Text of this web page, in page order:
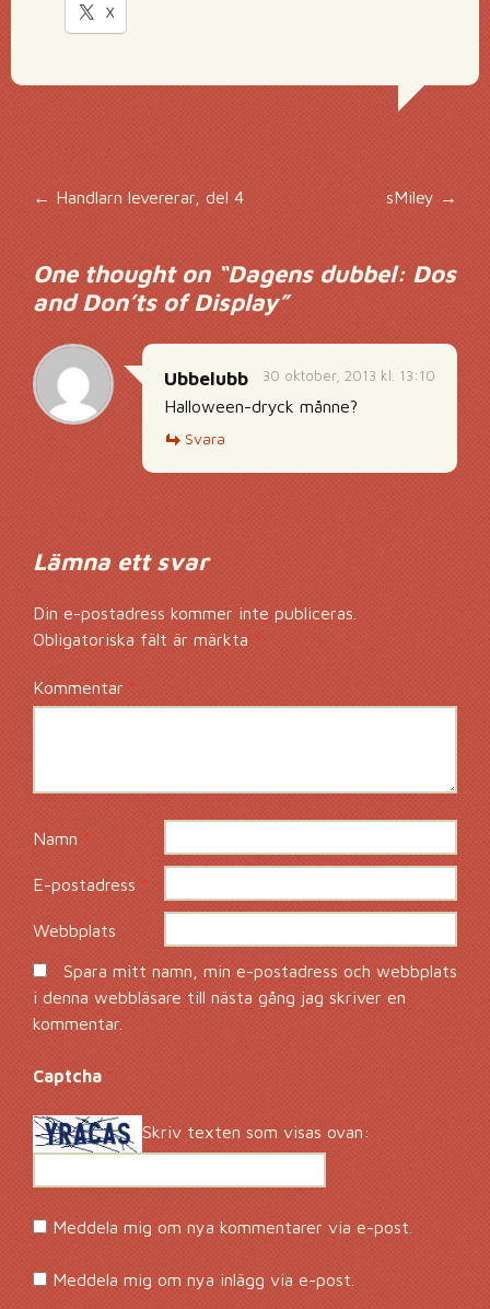
X
Inläggsnavigering
←Handlarn levererar, del 4 sMiley→
One thought on “Dagens dubbel: Dos
and Don’ts of Display”
30 oktober, 2013 kl. 13:10
Ubbelubb
Halloween-dryck månne?
Svara
Lämna ett svar
Din e-postadress kommer inte publiceras.
Obligatoriska fält är märkta*
Kommentar*
Namn *
E-postadress*
Webbplats
Spara mitt namn, min e-postadress och webbplats
i denna webbläsare till nästa gång jag skriver en
kommentar.
Captcha*
Skriv texten som visas ovan:
Meddela mig om nya kommentarer via e-post.
Meddela mig om nya inlägg via e-post.